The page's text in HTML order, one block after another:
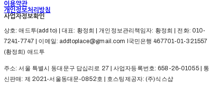
이용약관
개인정보처리방침
사업자정보확인
상호: 애드투(add to) | 대표: 황정희 | 개인정보관리책임자: 황정희 | 전화: 010-
7241-7747 | 이메일: addtoplace@gmail.com l국민은행 467701-01-321557
(황정희) 애드투
주소: 서울 특별시 동대문구 답십리로 27 | 사업자등록번호:658-26-01055| 통
신판매: 제 2021-서울동대문-0852호 | 호스팅제공자: (주)식스샵